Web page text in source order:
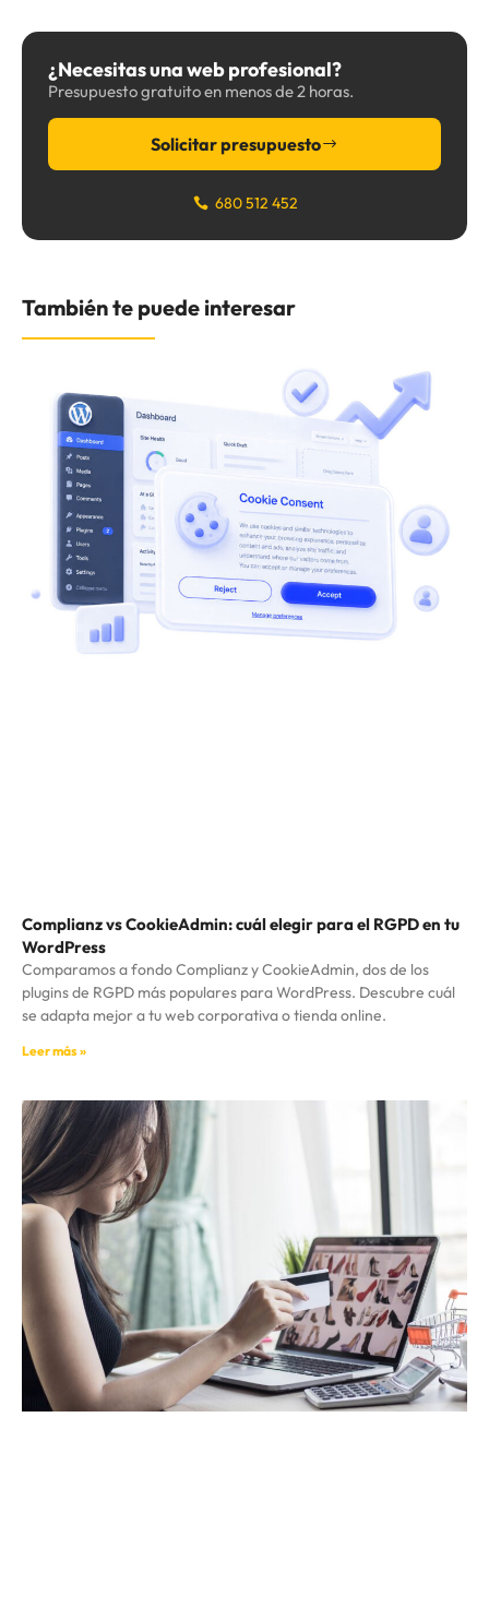
¿Necesitas una web profesional?
Presupuesto gratuito en menos de 2 horas.
Solicitar presupuesto
680 512 452
También te puede interesar
Complianz vs CookieAdmin: cuál elegir para el RGPD en tu
WordPress
Comparamos a fondo Complianz y CookieAdmin, dos de los
plugins de RGPD más populares para WordPress. Descubre cuál
se adapta mejor a tu web corporativa o tienda online.
Leer más »